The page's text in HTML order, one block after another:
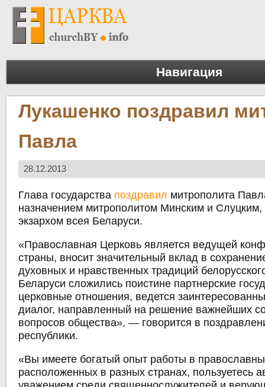
Навигация
Лукашенко поздравил
Павла
28.12.2013
Глава государства поздравил митрополита
назначением митрополитом Минским и
экзархом всея Беларуси.
«Православная Церковь является ведущей
страны, вносит значительный вклад в
духовных и нравственных традиций
Беларуси сложились поистине партнерские
церковные отношения, ведется
диалог, направленный на решение важнейших
вопросов общества», — говорится в
республики.
«Вы имеете богатый опыт работы в
расположенных в разных странах, пользуетесь